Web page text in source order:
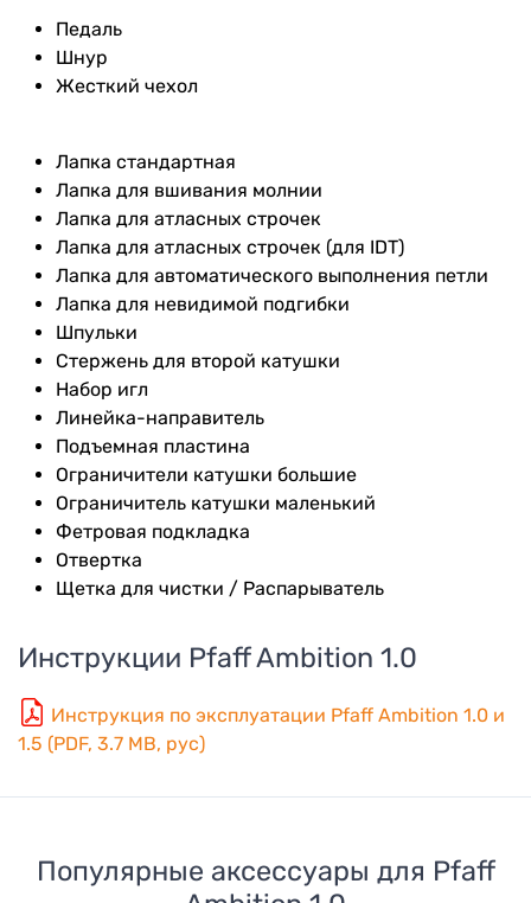
Педаль
Шнур
Жесткий чехол
Лапка стандартная
Лапка для вшивания молнии
Лапка для атласных строчек
Лапка для атласных строчек (для IDT)
Лапка для автоматического выполнения петли
Лапка для невидимой подгибки
Шпульки
Стержень для второй катушки
Набор игл
Линейка-направитель
Подъемная пластина
Ограничители катушки большие
Ограничитель катушки маленький
Фетровая подкладка
Отвертка
Щетка для чистки / Распарыватель
Инструкции Pfaff Ambition 1.0
Инструкция по эксплуатации Pfaff Ambition 1.0 и
1.5 (PDF, 3.7 MB, рус)
Популярные аксессуары для Pfaff